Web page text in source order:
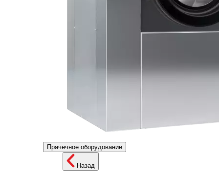
Прачечное оборудование
Назад